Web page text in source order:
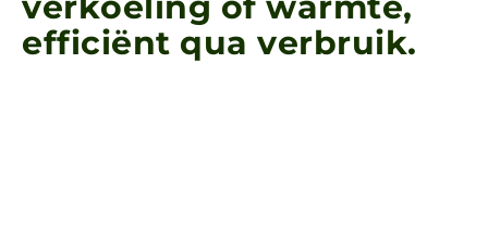
efficiënt qua verbruik.